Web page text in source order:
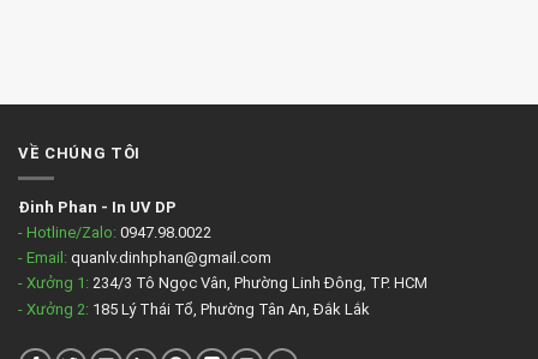
VỀ CHÚNG TÔI
Đinh Phan - In UV DP
- Hotline/Zalo: 0947.98.0022
- Email: quanlv.dinhphan@gmail.com
- Xưởng 1: 234/3 Tô Ngọc Vân, Phường Linh Đông, TP. HCM
- Xưởng 2: 185 Lý Thái Tổ, Phường Tân An, Đắk Lắk